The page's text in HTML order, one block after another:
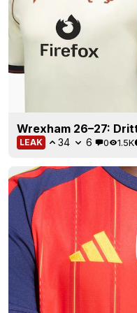
Wrexham 26–27:
LEAK 34 6 0 1.5K